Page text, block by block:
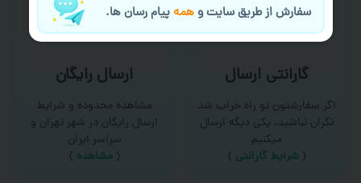
گارانتی ارسال
اگر سفارشتون تو راه خراب شد
نگران نباشید، یکی دیگه ارسال
میکنیم
( شرایط گارانتی )
ارسال رایگان
مشاهده محدوده و شرایط
ارسال رایگان در شهر تهران و
سراسر ایران
(مشاهده )
سفارش از طریق سایت وهمهپیام رسان ها.